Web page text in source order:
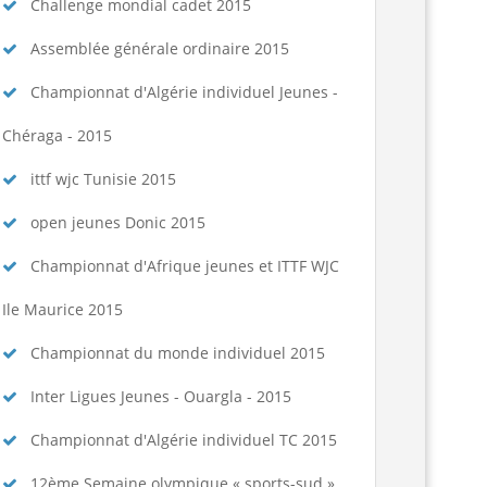
Challenge mondial cadet 2015
Assemblée générale ordinaire 2015
Championnat d'Algérie individuel Jeunes -
Chéraga - 2015
ittf wjc Tunisie 2015
open jeunes Donic 2015
Championnat d'Afrique jeunes et ITTF WJC
Ile Maurice 2015
Championnat du monde individuel 2015
Inter Ligues Jeunes - Ouargla - 2015
Championnat d'Algérie individuel TC 2015